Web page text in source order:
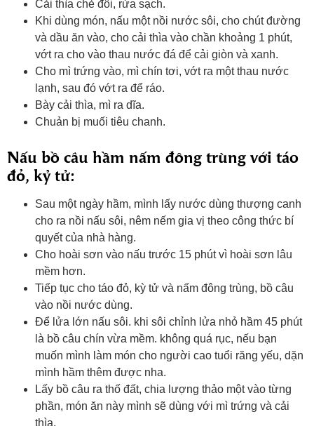
Cải thìa chẻ đôi, rửa sạch.
Khi dùng món, nấu một nồi nước sôi, cho chút đường
và dầu ăn vào, cho cải thìa vào chần khoảng 1 phút,
vớt ra cho vào thau nước đá để cải giòn và xanh.
Cho mì trứng vào, mì chín tơi, vớt ra một thau nước
lạnh, sau đó vớt ra để ráo.
Bày cải thìa, mì ra dĩa.
Chuản bị muối tiêu chanh.
Nấu bồ câu hầm nấm đông trùng với táo
đỏ, kỷ tử:
Sau một ngày hầm, mình lấy nước dùng thượng canh
cho ra nồi nấu sôi, nêm nếm gia vị theo công thức bí
quyết của nhà hàng.
Cho hoài sơn vào nấu trước 15 phút vì hoài sơn lâu
mềm hơn.
Tiếp tục cho táo đỏ, kỳ tử và nấm đông trùng, bồ câu
vào nồi nước dùng.
Để lửa lớn nấu sôi. khi sôi chỉnh lửa nhỏ hầm 45 phút
là bồ câu chín vừa mềm. không quá rục, nếu bạn
muốn mình làm món cho người cao tuổi răng yếu, dặn
mình hầm thêm được nha.
Lấy bồ câu ra thố đất, chia lượng thảo một vào từng
phần, món ăn này mình sẽ dùng với mì trứng và cải
thìa.